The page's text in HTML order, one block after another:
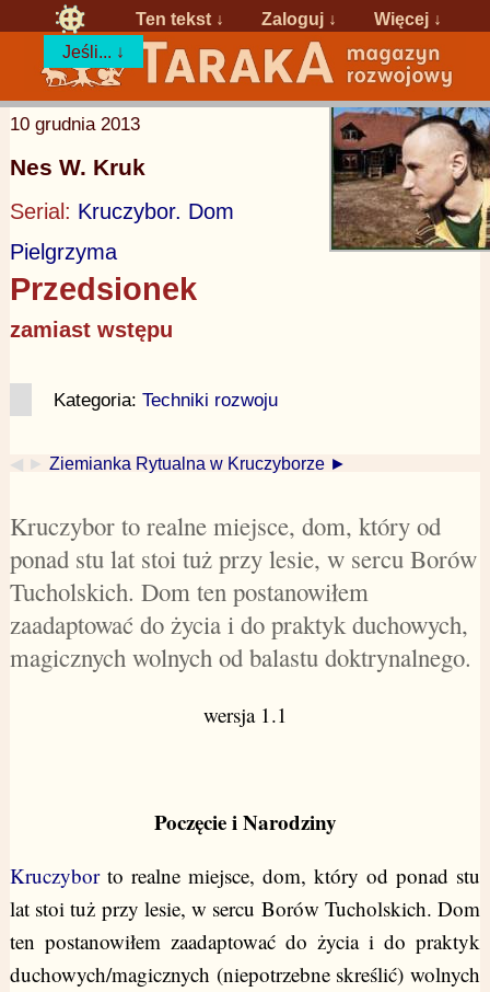
Ten tekst ↓ Zaloguj ↓
Więcej ↓
Jeśli... ↓
10 grudnia 2013
Nes W. Kruk
Serial: Kruczybor. Dom
Pielgrzyma
Przedsionek
zamiast wstępu
Kategoria: Techniki rozwoju
◀ ► Ziemianka Rytualna w Kruczyborze ►
Kruczybor to realne miejsce, dom, który od
ponad stu lat stoi tuż przy lesie, w sercu Borów
Tucholskich. Dom ten postanowiłem
zaadaptować do życia i do praktyk duchowych,
magicznych wolnych od balastu doktrynalnego.
wersja 1.1
Poczęcie i Narodziny
Kruczyborto realne miejsce, dom, który od ponad stu
lat stoi tuż przy lesie, w sercu Borów Tucholskich. Dom
ten postanowiłem zaadaptować do życia i do praktyk
duchowych/magicznych (niepotrzebne skreślić) wolnych